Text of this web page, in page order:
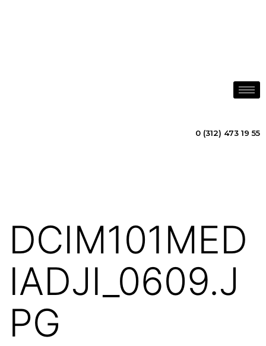
0 (312) 473 19 55
DCIM101MED
IADJI_0609.J
PG